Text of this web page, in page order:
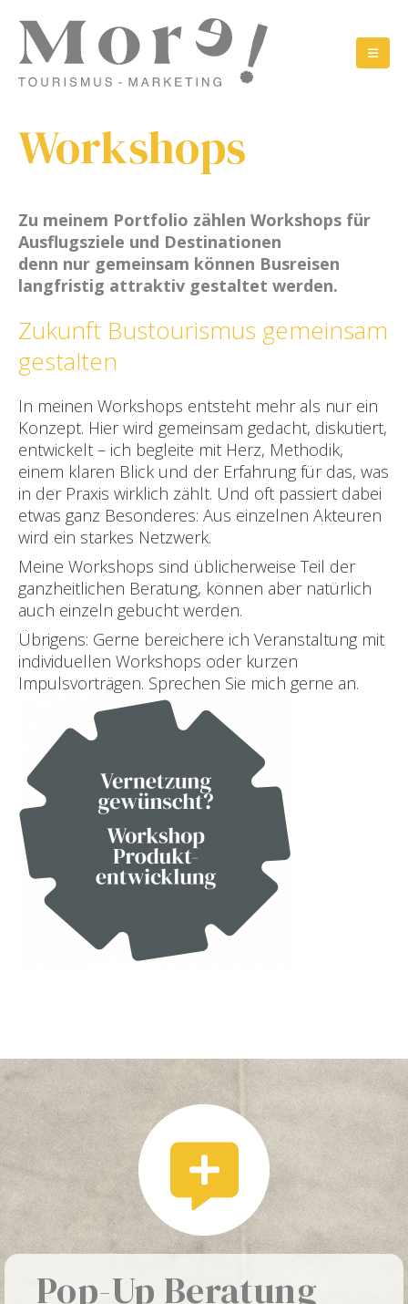
Workshops
Zu meinem Portfolio zählen Workshops für
Ausflugsziele und Destinationen
denn nur gemeinsam können Busreisen
langfristig attraktiv gestaltet werden.
Zukunft Bustourismus gemeinsam
gestalten
In meinen Workshops entsteht mehr als nur ein
Konzept. Hier wird gemeinsam gedacht, diskutiert,
entwickelt – ich begleite mit Herz, Methodik,
einem klaren Blick und der Erfahrung für das, was
in der Praxis wirklich zählt. Und oft passiert dabei
etwas ganz Besonderes: Aus einzelnen Akteuren
wird ein starkes Netzwerk.
Meine Workshops sind üblicherweise Teil der
ganzheitlichen Beratung, können aber natürlich
auch einzeln gebucht werden.
Übrigens: Gerne bereichere ich Veranstaltung mit
individuellen Workshops oder kurzen
Impulsvorträgen. Sprechen Sie mich gerne an.
Pop-Up Beratung